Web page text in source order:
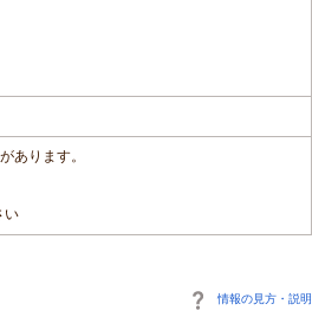
あります。
い
情報の見方・説明